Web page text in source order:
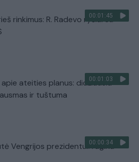
00:01:45
rinkimus: R. Radevo ryšiai su
00:01:03
ateities planus: didžiausia
ir tuštuma
00:00:34
Vengrijos prezidentui: ragina